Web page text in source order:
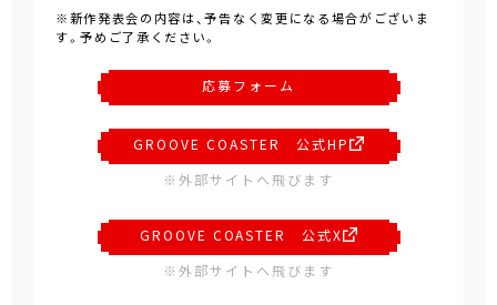
※新作発表会の内容は、予告なく変更になる場合がございま
す。予めご了承ください。
応募フォーム
GROOVE COASTER 公式HP
※外部サイトへ飛びます
GROOVE COASTER 公式X
※外部サイトへ飛びます